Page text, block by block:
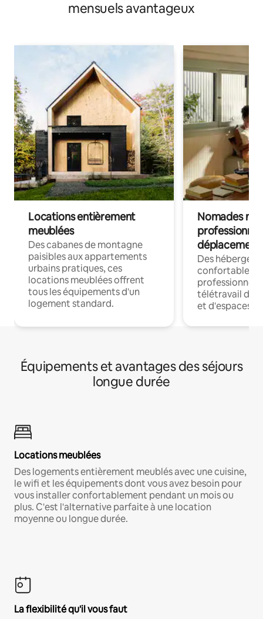
mensuels avantageux
Locations entièrement
meublées
Des cabanes de montagne
paisibles aux appartements
urbains pratiques, ces
locations meublées offrent
tous les équipements d'un
logement standard.
Nomades
déplacement
Des
confortables
professionnels
télétravail
et d'espaces
Équipements et avantages des séjours
longue durée
Locations meublées
Des logements entièrement meublés avec une cuisine,
le wifi et les équipements dont vous avez besoin pour
vous installer confortablement pendant un mois ou
plus. C'est l'alternative parfaite à une location
moyenne ou longue durée.
La flexibilité qu'il vous faut